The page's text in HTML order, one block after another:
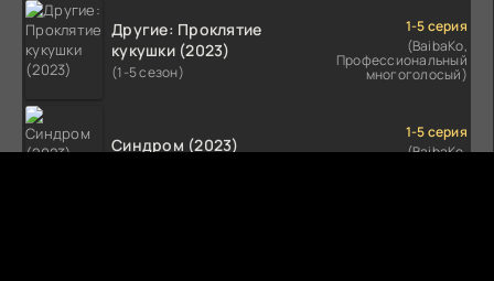
Другие: Проклятие
кукушки (2023)
(1-5 сезон)
1-5 серия
(BaibaKo,
Профессиональный
многоголосый)
Синдром (2023)
1-5 серия
(BaibaKo,